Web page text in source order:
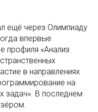
ещё через Олимпиаду
впервые
профиля «Анализ
в направлениях
на
задач». В последнем